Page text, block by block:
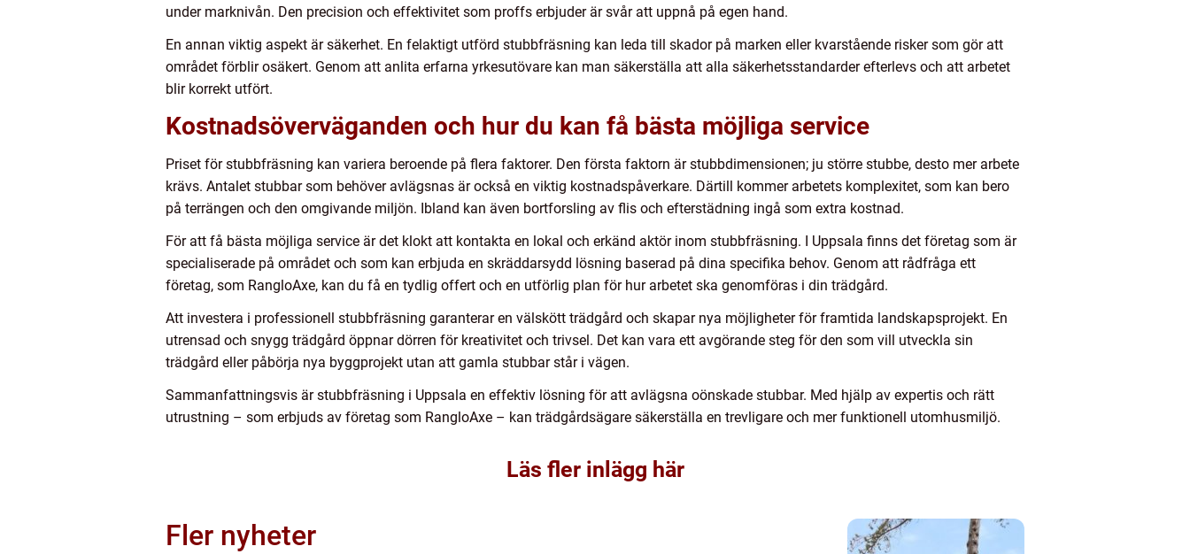
under marknivån. Den precision och effektivitet som proffs erbjuder är svår att uppnå på egen hand.
En annan viktig aspekt är säkerhet. En felaktigt utförd stubbfräsning kan leda till skador på marken eller kvarstående risker som gör att
området förblir osäkert. Genom att anlita erfarna yrkesutövare kan man säkerställa att alla säkerhetsstandarder efterlevs och att arbetet
blir korrekt utfört.
Kostnadsöverväganden och hur du kan få bästa möjliga service
Priset för stubbfräsning kan variera beroende på flera faktorer. Den första faktorn är stubbdimensionen; ju större stubbe, desto mer arbete
krävs. Antalet stubbar som behöver avlägsnas är också en viktig kostnadspåverkare. Därtill kommer arbetets komplexitet, som kan bero
på terrängen och den omgivande miljön. Ibland kan även bortforsling av flis och efterstädning ingå som extra kostnad.
För att få bästa möjliga service är det klokt att kontakta en lokal och erkänd aktör inom stubbfräsning. I Uppsala finns det företag som är
specialiserade på området och som kan erbjuda en skräddarsydd lösning baserad på dina specifika behov. Genom att rådfråga ett
företag, som RangloAxe, kan du få en tydlig offert och en utförlig plan för hur arbetet ska genomföras i din trädgård.
Att investera i professionell stubbfräsning garanterar en välskött trädgård och skapar nya möjligheter för framtida landskapsprojekt. En
utrensad och snygg trädgård öppnar dörren för kreativitet och trivsel. Det kan vara ett avgörande steg för den som vill utveckla sin
trädgård eller påbörja nya byggprojekt utan att gamla stubbar står i vägen.
Sammanfattningsvis är stubbfräsning i Uppsala en effektiv lösning för att avlägsna oönskade stubbar. Med hjälp av expertis och rätt
utrustning – som erbjuds av företag som RangloAxe – kan trädgårdsägare säkerställa en trevligare och mer funktionell utomhusmiljö.
Läs fler inlägg här
Fler nyheter